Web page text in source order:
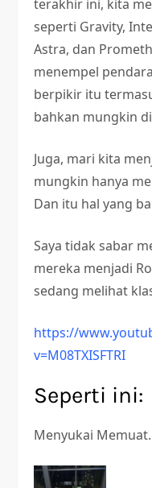
terakhir ini, kita
seperti Gravity,
Astra, dan
menempel
berpikir itu
bahkan mungkin
Juga, mari kita
mungkin hanya
Dan itu hal yang
Saya tidak sabar
mereka menjadi
sedang melihat
https://
v=M08TXISFTRI
Seperti ini:
Menyukai